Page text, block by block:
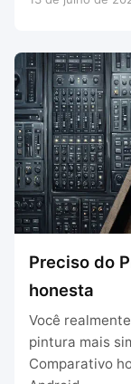
Preciso do
honesta
Você
pintura mais
Comparativo